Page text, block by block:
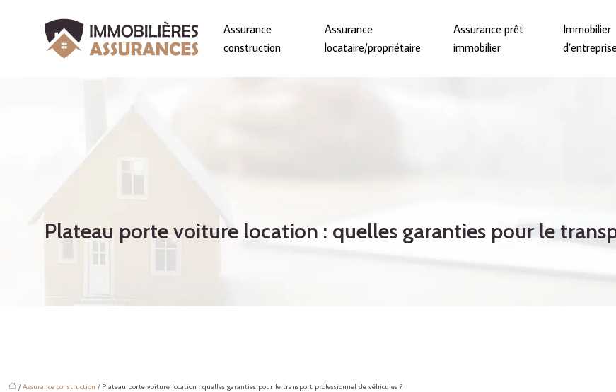
Assurance
construction
Assurance
locataire/propriétaire
Assurance prêt
immobilier
Immobilier
d’entreprise
Plateau porte voiture location : quelles garanties pour le
/ Assurance construction / Plateau porte voiture location : quelles garanties pour le transport professionnel de véhicules ?